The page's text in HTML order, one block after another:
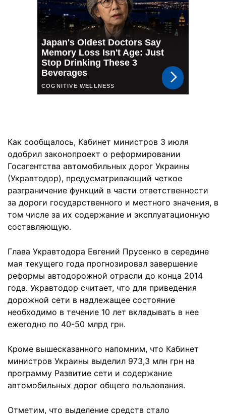
Как сообщалось, Кабинет министров 3 июля
одобрил законопроект о реформировании
Госагентства автомобильных дорог Украины
(Укравтодор), предусматривающий четкое
разграничение функций в части ответственности
за дороги государственного и местного значения, в
том числе за их содержание и эксплуатационную
составляющую.
Глава Укравтодора Евгений Прусенко в середине
мая текущего года прогнозировал завершение
реформы автодорожной отрасли до конца 2014
года. Укравтодор считает, что для приведения
дорожной сети в надлежащее состояние
необходимо в течение 10 лет вкладывать в нее
ежегодно по 40-50 млрд грн.
Кроме вышесказанного напомним, что Кабинет
министров Украины выделил 973,3 млн грн на
программу Развитие сети и содержание
автомобильных дорог общего пользования.
Отметим, что выделение средств стало